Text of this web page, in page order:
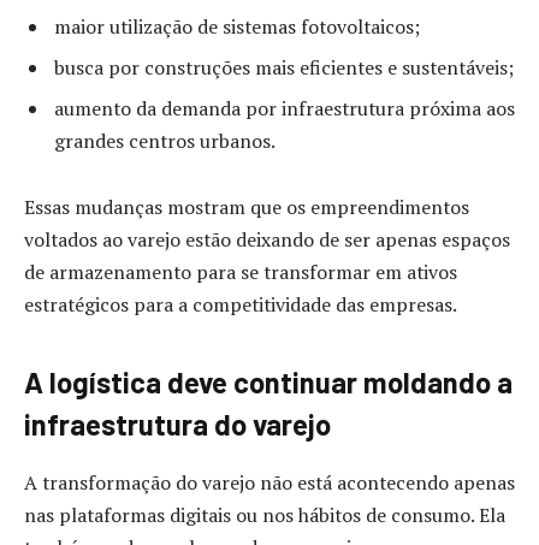
maior utilização de sistemas fotovoltaicos;
busca por construções mais eficientes e sustentáveis;
aumento da demanda por infraestrutura próxima aos
grandes centros urbanos.
Essas mudanças mostram que os empreendimentos
voltados ao varejo estão deixando de ser apenas espaços
de armazenamento para se transformar em ativos
estratégicos para a competitividade das empresas.
A logística deve continuar moldando a
infraestrutura do varejo
A transformação do varejo não está acontecendo apenas
nas plataformas digitais ou nos hábitos de consumo. Ela